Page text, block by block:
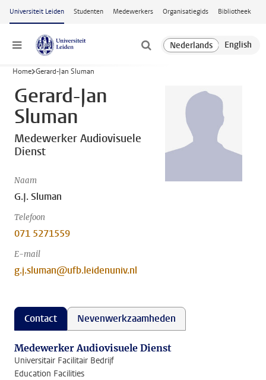
Ga naar hoofdinhoud
Universiteit Leiden Studenten Medewerkers Organisatiegids Bibliotheek
Menu
Home Gerard-Jan Sluman
Gerard-Jan
Sluman
Medewerker Audiovisuele
Dienst
Naam
G.J. Sluman
Telefoon
071 5271559
E-mail
g.j.sluman@ufb.leidenuniv.nl
Contact Nevenwerkzaamheden
Medewerker Audiovisuele Dienst
Universitair Facilitair Bedrijf
Education Facilities